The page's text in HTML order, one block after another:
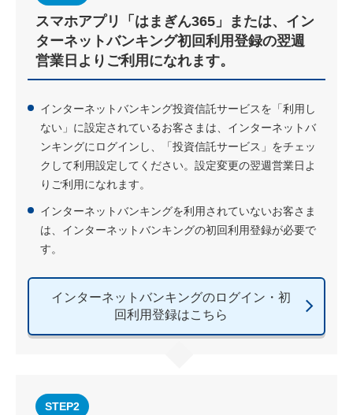
スマホアプリ「はまぎん365」または、イン
ターネットバンキング初回利用登録の翌週
営業日よりご利用になれます。
インターネットバンキング投資信託サービスを「利用し
ない」に設定されているお客さまは、インターネットバ
ンキングにログインし、「投資信託サービス」をチェッ
クして利用設定してください。設定変更の翌週営業日よ
りご利用になれます。
インターネットバンキングを利用されていないお客さま
は、インターネットバンキングの初回利用登録が必要で
す。
インターネットバンキングのログイン・初
回利用登録はこちら
STEP2